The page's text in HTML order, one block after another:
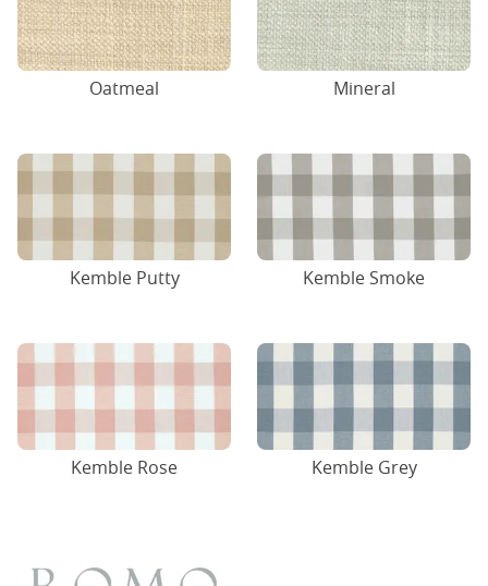
Oatmeal Mineral
Kemble Putty Kemble Smoke
Kemble Rose Kemble Grey